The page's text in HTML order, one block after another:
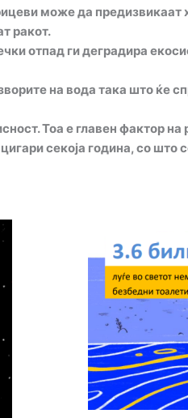
може да предизвикаат
ракот.
отпад ги деградира
на вода така што ќе
Тоа е главен фактор на
секоја година, со што